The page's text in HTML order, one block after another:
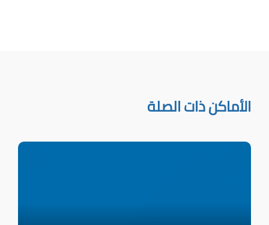
الأماكن ذات الصلة